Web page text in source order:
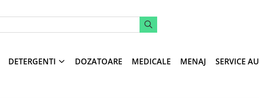
DETERGENTI DOZATOARE MEDICALE MENAJ SERVICE